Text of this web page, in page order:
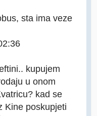
sta ima veze
kupujem
u onom
kad se
Kine poskupjeti